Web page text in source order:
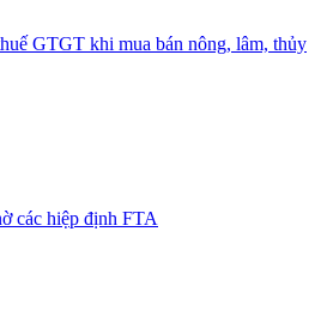
GTGT khi mua bán nông, lâm, thủy
các hiệp định FTA